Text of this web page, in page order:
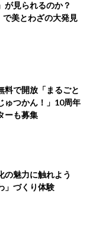
が見られるのか？
で美とわざの大発見
料で開放「まるごと
つかん！」10周年
ーも募集
の魅力に触れよう
」づくり体験